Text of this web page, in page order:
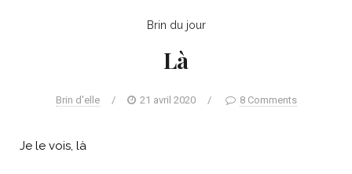
Brin du jour
Là
Brin d'elle / 21 avril 2020 / 8 Comments
Je le vois, là